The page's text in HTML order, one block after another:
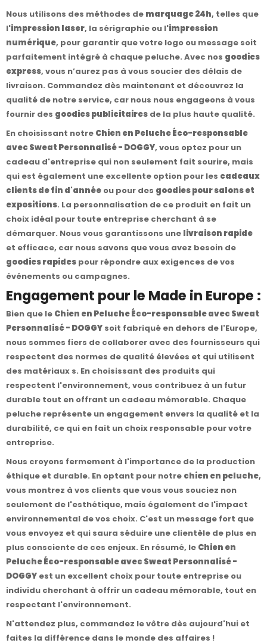
Nous utilisons des méthodes de marquage 24h, telles que
l'impression laser, la sérigraphie ou l'impression
numérique, pour garantir que votre logo ou message soit
parfaitement intégré à chaque peluche. Avec nos goodies
express, vous n’aurez pas à vous soucier des délais de
livraison. Commandez dès maintenant et découvrez la
qualité de notre service, car nous nous engageons à vous
fournir des goodies publicitaires de la plus haute qualité.
En choisissant notre Chien en Peluche Éco-responsable
avec Sweat Personnalisé - DOGGY, vous optez pour un
cadeau d'entreprise qui non seulement fait sourire, mais
qui est également une excellente option pour les cadeaux
clients de fin d'année ou pour des goodies pour salons et
expositions. La personnalisation de ce produit en fait un
choix idéal pour toute entreprise cherchant à se
démarquer. Nous vous garantissons une livraison rapide
et efficace, car nous savons que vous avez besoin de
goodies rapides pour répondre aux exigences de vos
événements ou campagnes.
Engagement pour le Made in Europe :
Bien que le Chien en Peluche Éco-responsable avec Sweat
Personnalisé - DOGGY soit fabriqué en dehors de l'Europe,
nous sommes fiers de collaborer avec des fournisseurs qui
respectent des normes de qualité élevées et qui utilisent
des matériaux s. En choisissant des produits qui
respectent l'environnement, vous contribuez à un futur
durable tout en offrant un cadeau mémorable. Chaque
peluche représente un engagement envers la qualité et la
durabilité, ce qui en fait un choix responsable pour votre
entreprise.
Nous croyons fermement à l'importance de la production
éthique et durable. En optant pour notre chien en peluche,
vous montrez à vos clients que vous vous souciez non
seulement de l'esthétique, mais également de l'impact
environnemental de vos choix. C'est un message fort que
vous envoyez et qui saura séduire une clientèle de plus en
plus consciente de ces enjeux. En résumé, le Chien en
Peluche Éco-responsable avec Sweat Personnalisé -
DOGGY est un excellent choix pour toute entreprise ou
individu cherchant à offrir un cadeau mémorable, tout en
respectant l'environnement.
N'attendez plus, commandez le vôtre dès aujourd'hui et
faites la différence dans le monde des affaires !